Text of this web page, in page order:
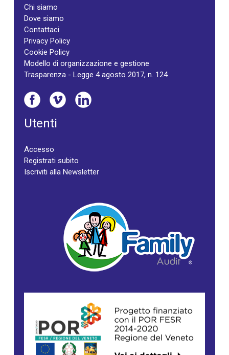
Chi siamo
Dove siamo
Contattaci
Privacy Policy
Cookie Policy
Modello di organizzazione e gestione
Trasparenza - Legge 4 agosto 2017, n. 124
Utenti
Accesso
Registrati subito
Iscriviti alla Newsletter